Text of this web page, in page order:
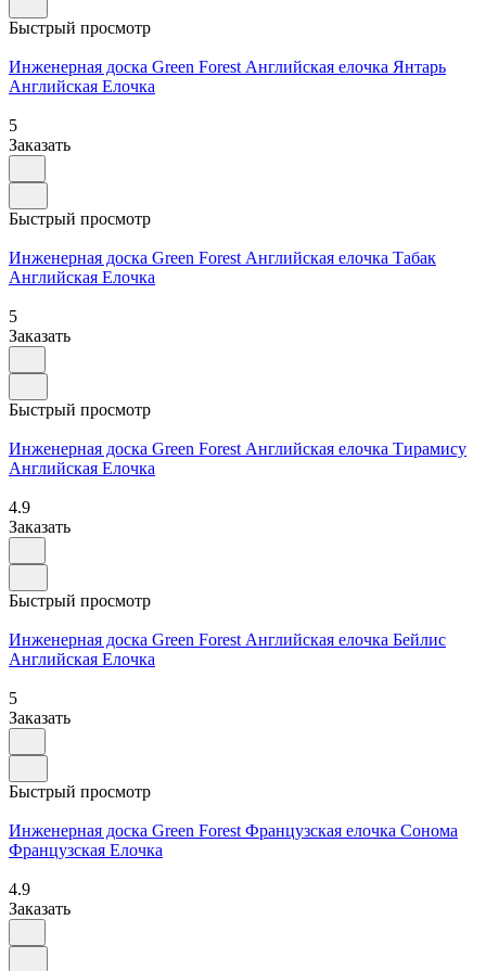
Быстрый просмотр
Инженерная доска Green Forest Английская елочка Янтарь
Английская Елочка
5
Заказать
Быстрый просмотр
Инженерная доска Green Forest Английская елочка Табак
Английская Елочка
5
Заказать
Быстрый просмотр
Инженерная доска Green Forest Английская елочка Тирамису
Английская Елочка
4.9
Заказать
Быстрый просмотр
Инженерная доска Green Forest Английская елочка Бейлис
Английская Елочка
5
Заказать
Быстрый просмотр
Инженерная доска Green Forest Французская елочка Сонома
Французская Елочка
4.9
Заказать